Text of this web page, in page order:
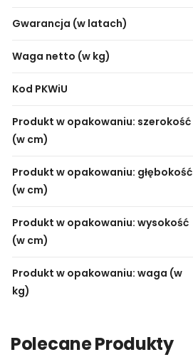
Gwarancja (w latach)
Waga netto (w kg)
Kod PKWiU
Produkt w opakowaniu: szerokość
(w cm)
Produkt w opakowaniu: głębokość
(w cm)
Produkt w opakowaniu: wysokość
(w cm)
Produkt w opakowaniu: waga (w
kg)
Polecane Produkty